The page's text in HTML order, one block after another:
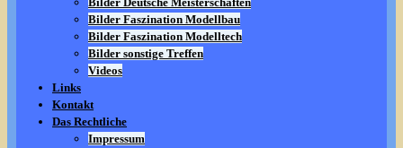
Bilder Faszination Modellbau
Bilder Faszination Modelltech
Bilder sonstige Treffen
Videos
Links
Kontakt
Das Rechtliche
Impressum